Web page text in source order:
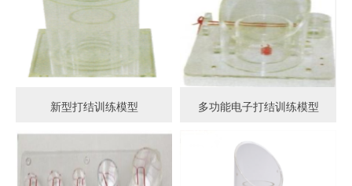
新型打结训练模型 多功能电子打结训练模型